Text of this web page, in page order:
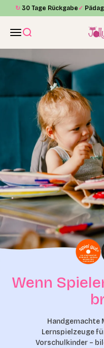
Zum Inhalt springen
↻ 30 Tage Rückgabe ✓
MenüSuche
Wenn
Lernspielzeuge
Vorschulkinder –